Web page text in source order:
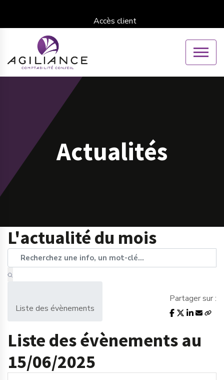
Accès client
Actualités
L'actualité du mois
Liste des évènements
Partager sur :
Liste des évènements au
15/06/2025